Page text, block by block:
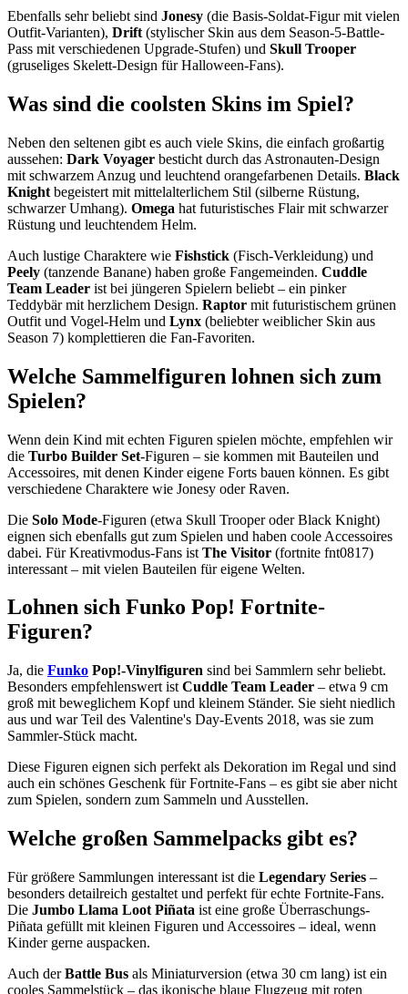
Ebenfalls sehr beliebt sind Jonesy (die Basis-Soldat-Figur mit vielen
Outfit-Varianten), Drift (stylischer Skin aus dem Season-5-Battle-
Pass mit verschiedenen Upgrade-Stufen) und Skull Trooper
(gruseliges Skelett-Design für Halloween-Fans).
Was sind die coolsten Skins im Spiel?
Neben den seltenen gibt es auch viele Skins, die einfach großartig
aussehen: Dark Voyager besticht durch das Astronauten-Design
mit schwarzem Anzug und leuchtend orangefarbenen Details. Black
Knight begeistert mit mittelalterlichem Stil (silberne Rüstung,
schwarzer Umhang). Omega hat futuristisches Flair mit schwarzer
Rüstung und leuchtendem Helm.
Auch lustige Charaktere wie Fishstick (Fisch-Verkleidung) und
Peely (tanzende Banane) haben große Fangemeinden. Cuddle
Team Leader ist bei jüngeren Spielern beliebt – ein pinker
Teddybär mit herzlichem Design. Raptor mit futuristischem grünen
Outfit und Vogel-Helm und Lynx (beliebter weiblicher Skin aus
Season 7) komplettieren die Fan-Favoriten.
Welche Sammelfiguren lohnen sich zum
Spielen?
Wenn dein Kind mit echten Figuren spielen möchte, empfehlen wir
die Turbo Builder Set-Figuren – sie kommen mit Bauteilen und
Accessoires, mit denen Kinder eigene Forts bauen können. Es gibt
verschiedene Charaktere wie Jonesy oder Raven.
Die Solo Mode-Figuren (etwa Skull Trooper oder Black Knight)
eignen sich ebenfalls gut zum Spielen und haben coole Accessoires
dabei. Für Kreativmodus-Fans ist The Visitor (fortnite fnt0817)
interessant – mit vielen Bauteilen für eigene Welten.
Lohnen sich Funko Pop! Fortnite-
Figuren?
Ja, die Funko Pop!-Vinylfiguren sind bei Sammlern sehr beliebt.
Besonders empfehlenswert ist Cuddle Team Leader – etwa 9 cm
groß mit beweglichem Kopf und kleinem Ständer. Sie sieht niedlich
aus und war Teil des Valentine's Day-Events 2018, was sie zum
Sammler-Stück macht.
Diese Figuren eignen sich perfekt als Dekoration im Regal und sind
auch ein schönes Geschenk für Fortnite-Fans – es gibt sie aber nicht
zum Spielen, sondern zum Sammeln und Ausstellen.
Welche großen Sammelpacks gibt es?
Für größere Sammlungen interessant ist die Legendary Series –
besonders detailreich gestaltet und perfekt für echte Fortnite-Fans.
Die Jumbo Llama Loot Piñata ist eine große Überraschungs-
Piñata gefüllt mit kleinen Figuren und Accessoires – ideal, wenn
Kinder gerne auspacken.
Auch derBattle Bus als Miniaturversion (etwa 30 cm lang) ist ein
cooles Sammelstück – das ikonische blaue Flugzeug mit roten